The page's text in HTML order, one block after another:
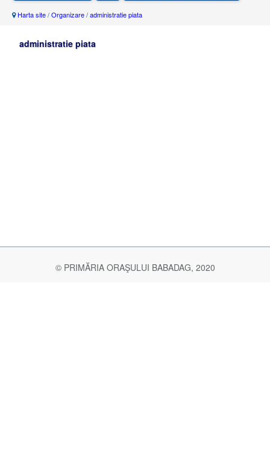
Harta site/Organizare/administratie piata
administratie piata
© PRIMĂRIA ORAŞULUI BABADAG, 2020